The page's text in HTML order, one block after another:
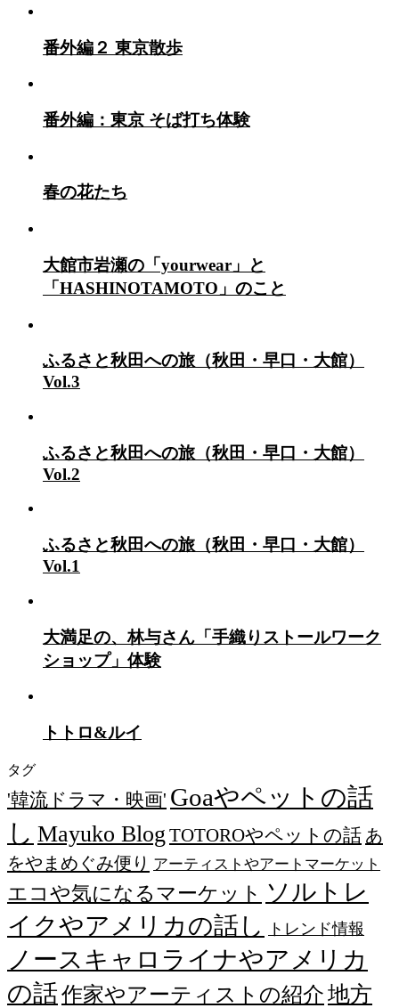
番外編２ 東京散歩
番外編：東京 そば打ち体験
春の花たち
大館市岩瀬の「yourwear」と
「HASHINOTAMOTO」のこと
ふるさと秋田への旅（秋田・早口・大館）
Vol.3
ふるさと秋田への旅（秋田・早口・大館）
Vol.2
ふるさと秋田への旅（秋田・早口・大館）
Vol.1
大満足の、林与さん「手織りストールワーク
ショップ」体験
トトロ&ルイ
タグ
'韓流ドラマ・映画' Goaやペットの話
し Mayuko Blog TOTOROやペットの話 あ
をやまめぐみ便り アーティストやアートマーケット
エコや気になるマーケット ソルトレ
イクやアメリカの話し
トレンド情報
ノースキャロライナやアメリカ
の話作家やアーティストの紹介地方